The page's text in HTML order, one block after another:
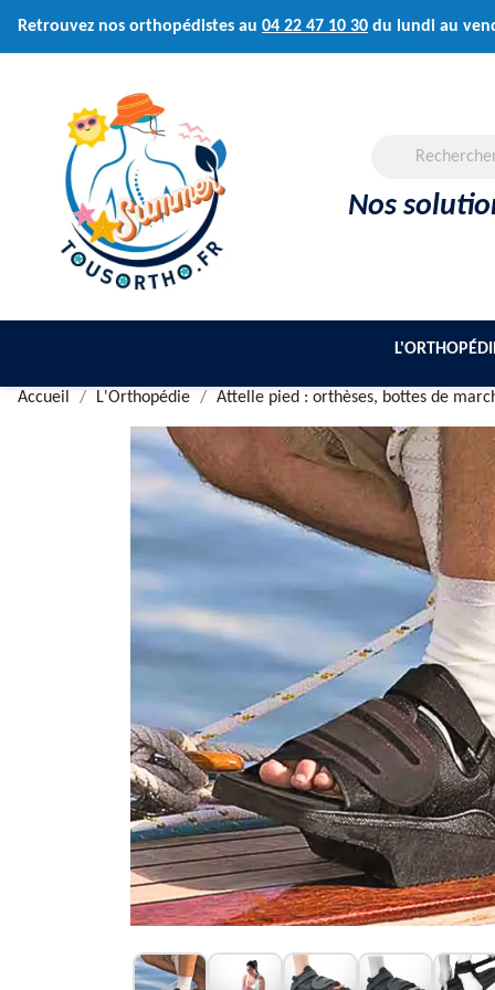
Retrouvez nos orthopédistes au 04 22 47 10 30 du lundi au
Nos
Accueil L'Orthopédie Attelle pied : orthèses, bottes de